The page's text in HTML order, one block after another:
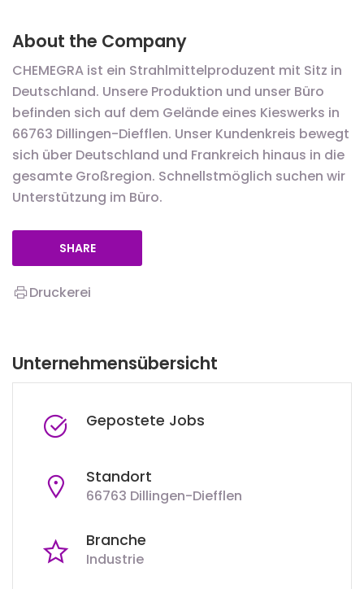
About the Company
CHEMEGRA ist ein Strahlmittelproduzent mit Sitz in
Deutschland. Unsere Produktion und unser Büro
befinden sich auf dem Gelände eines Kieswerks in
66763 Dillingen-Diefflen. Unser Kundenkreis bewegt
sich über Deutschland und Frankreich hinaus in die
gesamte Großregion. Schnellstmöglich suchen wir
Unterstützung im Büro.
SHARE
Druckerei
Unternehmensübersicht
Gepostete Jobs
Standort
66763 Dillingen-Diefflen
Branche
Industrie